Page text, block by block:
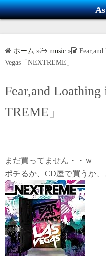
コ
ン
ツ
キ
ッ
ホーム » music »
Vegas「NEXTREME」
Fear,and
TREME」
まだ買ってません・・ｗ
ポチるか、CD屋で買うか